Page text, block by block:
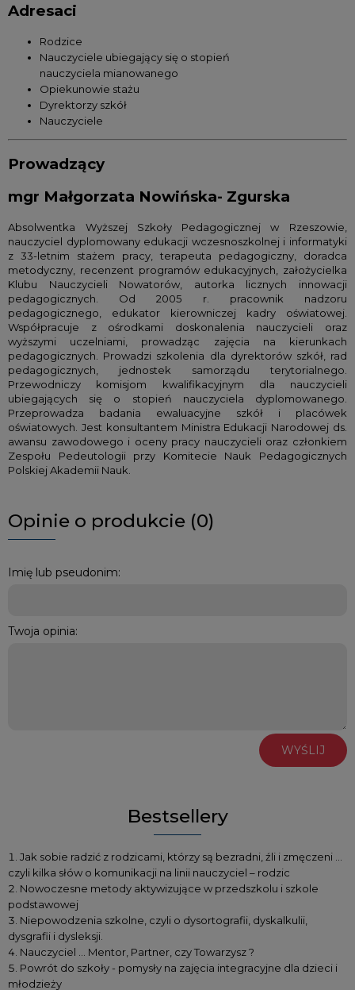
Adresaci
Rodzice
Nauczyciele ubiegający się o stopień
nauczyciela mianowanego
Opiekunowie stażu
Dyrektorzy szkół
Nauczyciele
Prowadzący
mgr Małgorzata Nowińska- Zgurska
Absolwentka Wyższej Szkoły Pedagogicznej w Rzeszowie,
nauczyciel dyplomowany edukacji wczesnoszkolnej i informatyki
z 33-letnim stażem pracy, terapeuta pedagogiczny, doradca
metodyczny, recenzent programów edukacyjnych, założycielka
Klubu Nauczycieli Nowatorów, autorka licznych innowacji
pedagogicznych. Od 2005 r. pracownik nadzoru
pedagogicznego, edukator kierowniczej kadry oświatowej.
Współpracuje z ośrodkami doskonalenia nauczycieli oraz
wyższymi uczelniami, prowadząc zajęcia na kierunkach
pedagogicznych. Prowadzi szkolenia dla dyrektorów szkół, rad
pedagogicznych, jednostek samorządu terytorialnego.
Przewodniczy komisjom kwalifikacyjnym dla nauczycieli
ubiegających się o stopień nauczyciela dyplomowanego.
Przeprowadza badania ewaluacyjne szkół i placówek
oświatowych. Jest konsultantem Ministra Edukacji Narodowej ds.
awansu zawodowego i oceny pracy nauczycieli oraz członkiem
Zespołu Pedeutologii przy Komitecie Nauk Pedagogicznych
Polskiej Akademii Nauk.
Opinie o produkcie (0)
Imię lub pseudonim:
Twoja opinia:
WYŚLIJ
Bestsellery
Jak sobie radzić z rodzicami, którzy są bezradni, źli i zmęczeni …
czyli kilka słów o komunikacji na linii nauczyciel – rodzic
Nowoczesne metody aktywizujące w przedszkolu i szkole
podstawowej
Niepowodzenia szkolne, czyli o dysortografii, dyskalkulii,
dysgrafii i dysleksji.
Nauczyciel … Mentor, Partner, czy Towarzysz ?
Powrót do szkoły - pomysły na zajęcia integracyjne dla dzieci i
młodzieży